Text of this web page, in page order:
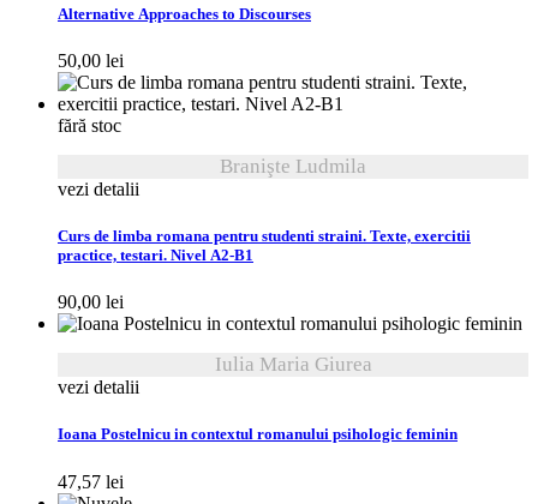
Alternative Approaches to Discourses
50,00 lei
fără stoc
Branişte Ludmila
vezi detalii
Curs de limba romana pentru studenti straini. Texte, exercitii
practice, testari. Nivel A2-B1
90,00 lei
Iulia Maria Giurea
vezi detalii
Ioana Postelnicu in contextul romanului psihologic feminin
47,57 lei